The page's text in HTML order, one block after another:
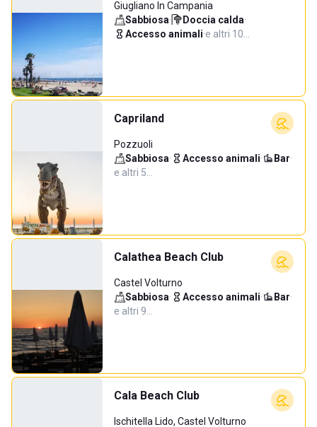
Giugliano In Campania
Sabbiosa· Doccia calda·
Accesso animali·e altri 10…
Capriland
Pozzuoli
Sabbiosa· Accesso animali· Bar·
e altri 5…
Calathea Beach Club
Castel Volturno
Sabbiosa· Accesso animali· Bar·
e altri 9…
Cala Beach Club
Ischitella Lido, Castel Volturno